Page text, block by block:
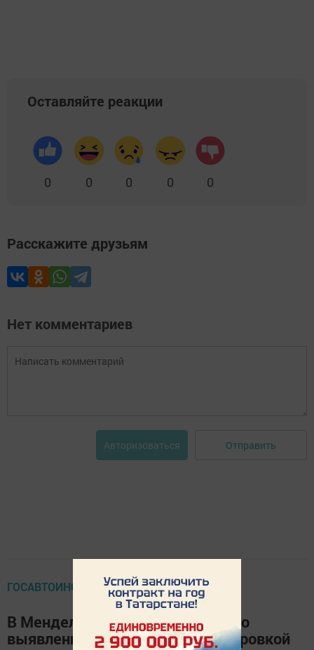
Оставляйте реакции
0 0 0 0 0
Расскажите друзьям
Нет комментариев
Авторизоваться Отправить
ГОСАВТОИНСПЕКЦИЯ
В Менделеевске пройдёт рейд по
выявлению автомобилей с тонировкой